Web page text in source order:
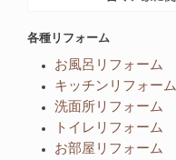
各種リフォーム
お風呂リフォーム
キッチンリフォーム
洗面所リフォーム
トイレリフォーム
お部屋リフォーム